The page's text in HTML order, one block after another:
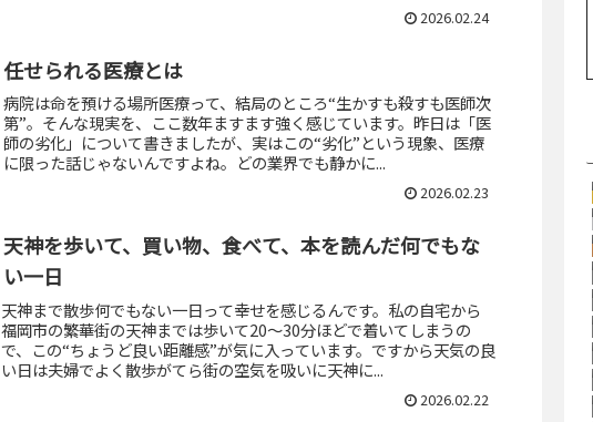
2026.02.24
任せられる医療とは
病院は命を預ける場所医療って、結局のところ“生かすも殺すも医師次
第”。そんな現実を、ここ数年ますます強く感じています。昨日は「医
師の劣化」について書きましたが、実はこの“劣化”という現象、医療
に限った話じゃないんですよね。どの業界でも静かに...
2026.02.23
天神を歩いて、買い物、食べて、本を読んだ何でもな
い一日
天神まで散歩何でもない一日って幸せを感じるんです。私の自宅から
福岡市の繁華街の天神までは歩いて20〜30分ほどで着いてしまうの
で、この“ちょうど良い距離感”が気に入っています。ですから天気の良
い日は夫婦でよく散歩がてら街の空気を吸いに天神に...
2026.02.22